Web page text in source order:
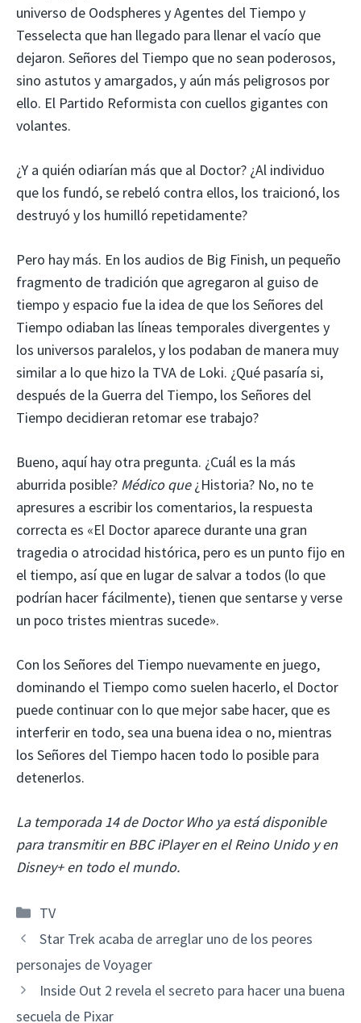
universo de Oodspheres y Agentes del Tiempo y
Tesselecta que han llegado para llenar el vacío que
dejaron. Señores del Tiempo que no sean poderosos,
sino astutos y amargados, y aún más peligrosos por
ello. El Partido Reformista con cuellos gigantes con
volantes.
¿Y a quién odiarían más que al Doctor? ¿Al individuo
que los fundó, se rebeló contra ellos, los traicionó, los
destruyó y los humilló repetidamente?
Pero hay más. En los audios de Big Finish, un pequeño
fragmento de tradición que agregaron al guiso de
tiempo y espacio fue la idea de que los Señores del
Tiempo odiaban las líneas temporales divergentes y
los universos paralelos, y los podaban de manera muy
similar a lo que hizo la TVA de Loki. ¿Qué pasaría si,
después de la Guerra del Tiempo, los Señores del
Tiempo decidieran retomar ese trabajo?
Bueno, aquí hay otra pregunta. ¿Cuál es la más
aburrida posible? Médico que¿Historia? No, no te
apresures a escribir los comentarios, la respuesta
correcta es «El Doctor aparece durante una gran
tragedia o atrocidad histórica, pero es un punto fijo en
el tiempo, así que en lugar de salvar a todos (lo que
podrían hacer fácilmente), tienen que sentarse y verse
un poco tristes mientras sucede».
Con los Señores del Tiempo nuevamente en juego,
dominando el Tiempo como suelen hacerlo, el Doctor
puede continuar con lo que mejor sabe hacer, que es
interferir en todo, sea una buena idea o no, mientras
los Señores del Tiempo hacen todo lo posible para
detenerlos.
La temporada 14 de Doctor Who ya está disponible
para transmitir en BBC iPlayer en el Reino Unido y en
Disney+ en todo el mundo.
Categorías
TV
Star Trek acaba de arreglar uno de los peores
personajes de Voyager
Inside Out 2 revela el secreto para hacer una buena
secuela de Pixar